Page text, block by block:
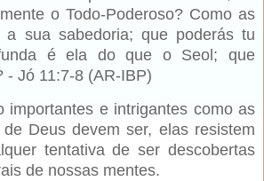
o Todo-Poderoso? Como as
sua sabedoria; que poderás tu
é ela do que o Seol; que
- Jó 11:7-8 (AR-IBP)
importantes e intrigantes co­mo as
Deus devem ser, elas resistem
tentativa de ser des­cobertas
de nossas mentes.